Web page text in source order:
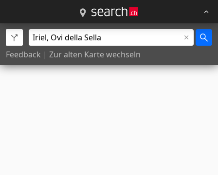
Feedback | Zur alten Karte wechseln